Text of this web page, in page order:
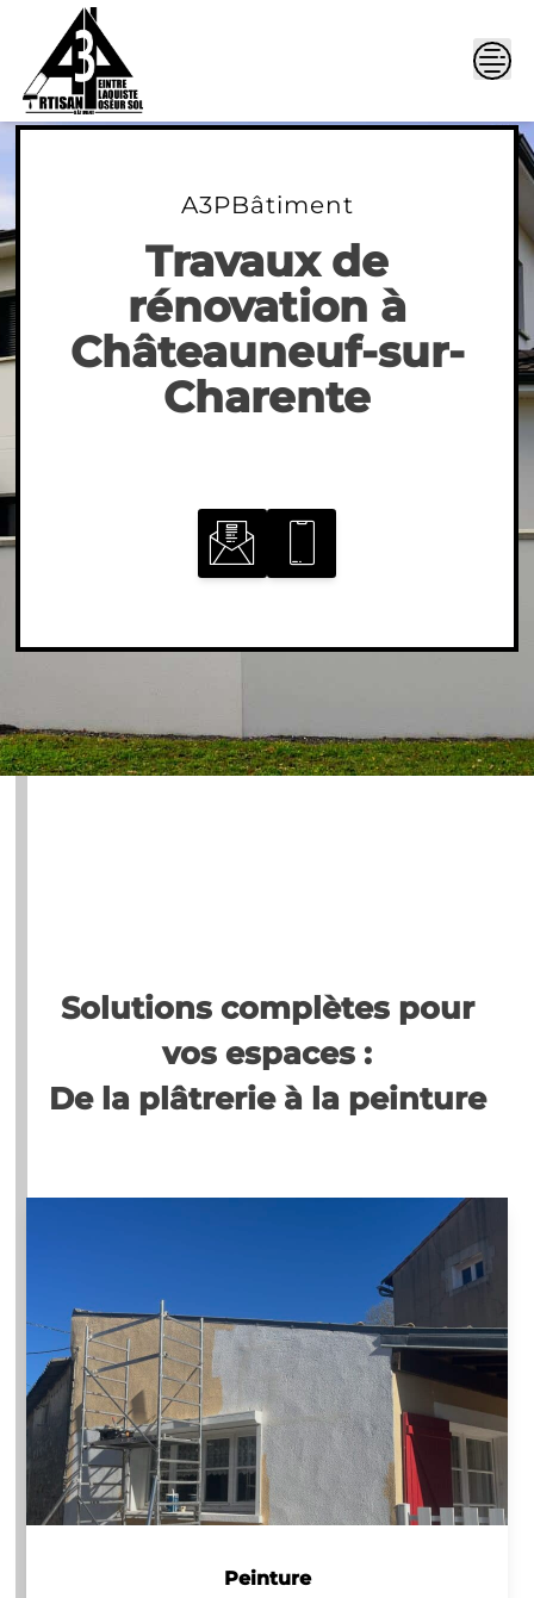
A3PBâtiment
Travaux de
rénovation à
Châteauneuf-sur-
Charente
Solutions complètes pour
vos espaces :
De la plâtrerie à la peinture
Peinture